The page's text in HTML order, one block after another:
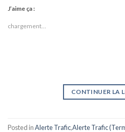
J’aime ça :
chargement…
CONTINUER LA
Posted inAlerte Trafic,Alerte Trafic